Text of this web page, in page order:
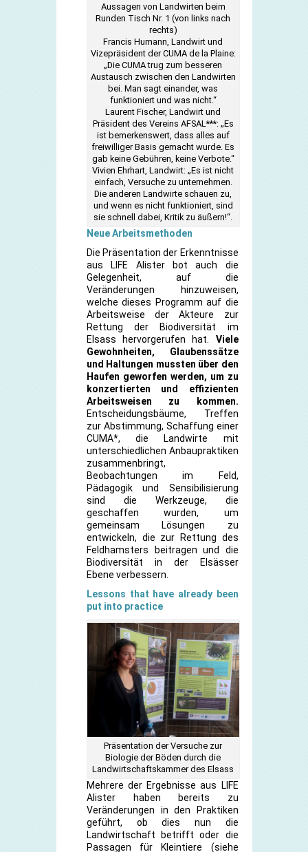
Aussagen von Landwirten beim
Runden Tisch Nr. 1 (von links nach
rechts)
Francis Humann, Landwirt und
Vizepräsident der CUMA de la Plaine:
„Die CUMA trug zum besseren
Austausch zwischen den Landwirten
bei. Man sagt einander, was
funktioniert und was nicht.“
Laurent Fischer, Landwirt und
Präsident des Vereins AFSAL***: „Es
ist bemerkenswert, dass alles auf
freiwilliger Basis gemacht wurde. Es
gab keine Gebühren, keine Verbote.“
Vivien Ehrhart, Landwirt: „Es ist nicht
einfach, Versuche zu unternehmen.
Die anderen Landwirte schauen zu,
und wenn es nicht funktioniert, sind
sie schnell dabei, Kritik zu äußern!“.
Neue Arbeitsmethoden
Die Präsentation der Erkenntnisse
aus LIFE Alister bot auch die
Gelegenheit, auf die
Veränderungen hinzuweisen,
welche dieses Programm auf die
Arbeitsweise der Akteure zur
Rettung der Biodiversität im
Elsass hervorgerufen hat. Viele
Gewohnheiten, Glaubenssätze
und Haltungen mussten über den
Haufen geworfen werden, um zu
konzertierten und effizienten
Arbeitsweisen zu kommen.
Entscheidungsbäume, Treffen
zur Abstimmung, Schaffung einer
CUMA*, die Landwirte mit
unterschiedlichen Anbaupraktiken
zusammenbringt,
Beobachtungen im Feld,
Pädagogik und Sensibilisierung
sind die Werkzeuge, die
geschaffen wurden, um
gemeinsam Lösungen zu
entwickeln, die zur Rettung des
Feldhamsters beitragen und die
Biodiversität in der Elsässer
Ebene verbessern.
Lessons that have already been
put into practice
Präsentation der Versuche zur
Biologie der Böden durch die
Landwirtschaftskammer des Elsass
Mehrere der Ergebnisse aus LIFE
Alister haben bereits zu
Veränderungen in den Praktiken
geführt, ob dies nun die
Landwirtschaft betrifft oder die
Passagen für Kleintiere (siehe